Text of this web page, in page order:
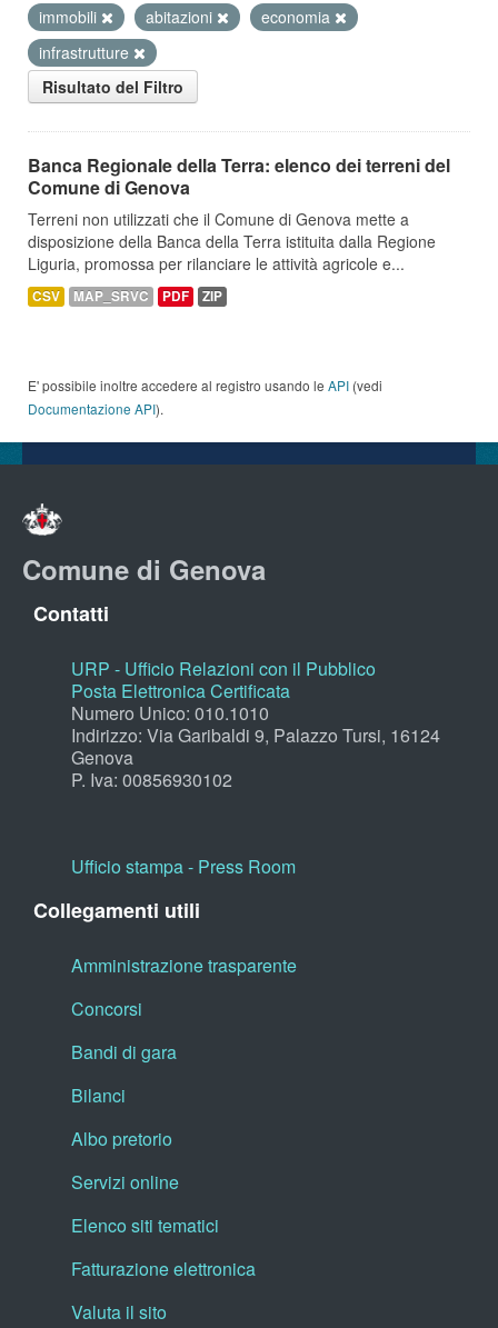
immobili
abitazioni
economia
infrastrutture
Risultato del Filtro
Banca Regionale della Terra: elenco dei terreni del
Comune di Genova
Terreni non utilizzati che il Comune di Genova mette a
disposizione della Banca della Terra istituita dalla Regione
Liguria, promossa per rilanciare le attività agricole e...
CSV MAP_SRVC PDF ZIP
E' possibile inoltre accedere al registro usando le API (vedi
Documentazione API).
Comune di Genova
Contatti
URP - Ufficio Relazioni con il Pubblico
Posta Elettronica Certificata
Numero Unico: 010.1010
Indirizzo: Via Garibaldi 9, Palazzo Tursi, 16124
Genova
P. Iva: 00856930102
Ufficio stampa - Press Room
Collegamenti utili
Amministrazione trasparente
Concorsi
Bandi di gara
Bilanci
Albo pretorio
Servizi online
Elenco siti tematici
Fatturazione elettronica
Valuta il sito